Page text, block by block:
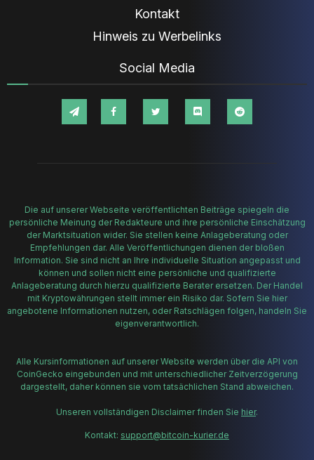
Kontakt
Hinweis zu Werbelinks
Social Media
Die auf unserer Webseite veröffentlichten Beiträge spiegeln die
persönliche Meinung der Redakteure und ihre persönliche Einschätzung
der Marktsituation wider. Sie stellen keine Anlageberatung oder
Empfehlungen dar. Alle Veröffentlichungen dienen der bloßen
Information. Sie sind nicht an Ihre individuelle Situation angepasst und
können und sollen nicht eine persönliche und qualifizierte
Anlageberatung durch hierzu qualifizierte Berater ersetzen. Der Handel
mit Kryptowährungen stellt immer ein Risiko dar. Sofern Sie hier
angebotene Informationen nutzen, oder Ratschlägen folgen, handeln Sie
eigenverantwortlich.
Alle Kursinformationen auf unserer Website werden über die API von
CoinGecko eingebunden und mit unterschiedlicher Zeitverzögerung
dargestellt, daher können sie vom tatsächlichen Stand abweichen.
Unseren vollständigen Disclaimer finden Sie hier.
Kontakt: support@bitcoin-kurier.de